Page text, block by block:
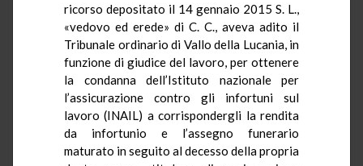
ricorso depositato il 14 gennaio 2015 S. L.,
«vedovo ed erede» di C. C., aveva adito il
Tribunale ordinario di Vallo della Lucania, in
funzione di giudice del lavoro, per ottenere
la condanna dell’Istituto nazionale per
l’assicurazione contro gli infortuni sul
lavoro (INAIL) a corrispondergli la rendita
da infortunio e l’assegno funerario
maturato in seguito al decesso della propria